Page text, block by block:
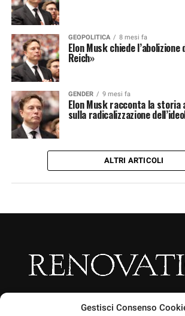
Gestisci Consenso
GEOPOLITICA 8 mesi fa
Elon Musk chiede l’abolizione
Reich»
GENDER 9 mesi fa
Elon Musk racconta la storia
sulla radicalizzazione
ALTRI ARTICOLI